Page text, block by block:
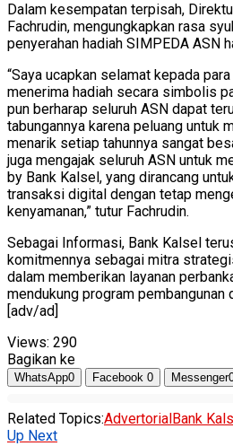
Dalam kesempatan terpisah,
Fachrudin, mengungkapkan rasa
penyerahan hadiah SIMPEDA ASN
“Saya ucapkan selamat kepada
menerima hadiah secara simbolis
pun berharap seluruh ASN dapat
tabungannya karena peluang untuk
menarik setiap tahunnya sangat
juga mengajak seluruh ASN untuk
by Bank Kalsel, yang dirancang
transaksi digital dengan tetap
kenyamanan,” tutur Fachrudin.
Sebagai Informasi, Bank Kalsel
komitmennya sebagai mitra
dalam memberikan layanan
mendukung program pembangunan
[adv/ad]
Views: 290
Bagikan ke
WhatsApp0 Facebook 0 Messenger
Related Topics:Advertorial Bank
Up Next